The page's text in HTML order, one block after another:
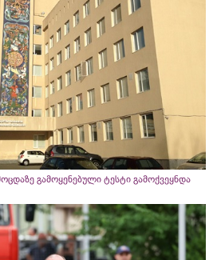
გამოყენებული ტესტი გამოქვეყნდა